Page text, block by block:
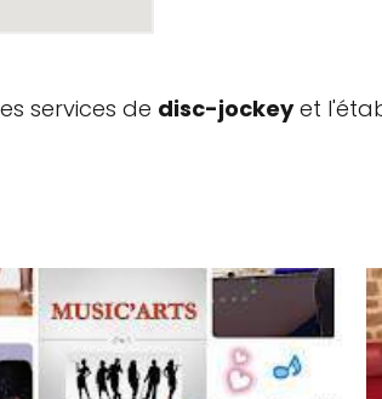
services de disc-jockeyet